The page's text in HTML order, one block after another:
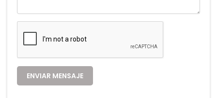
ENVIAR MENSAJE